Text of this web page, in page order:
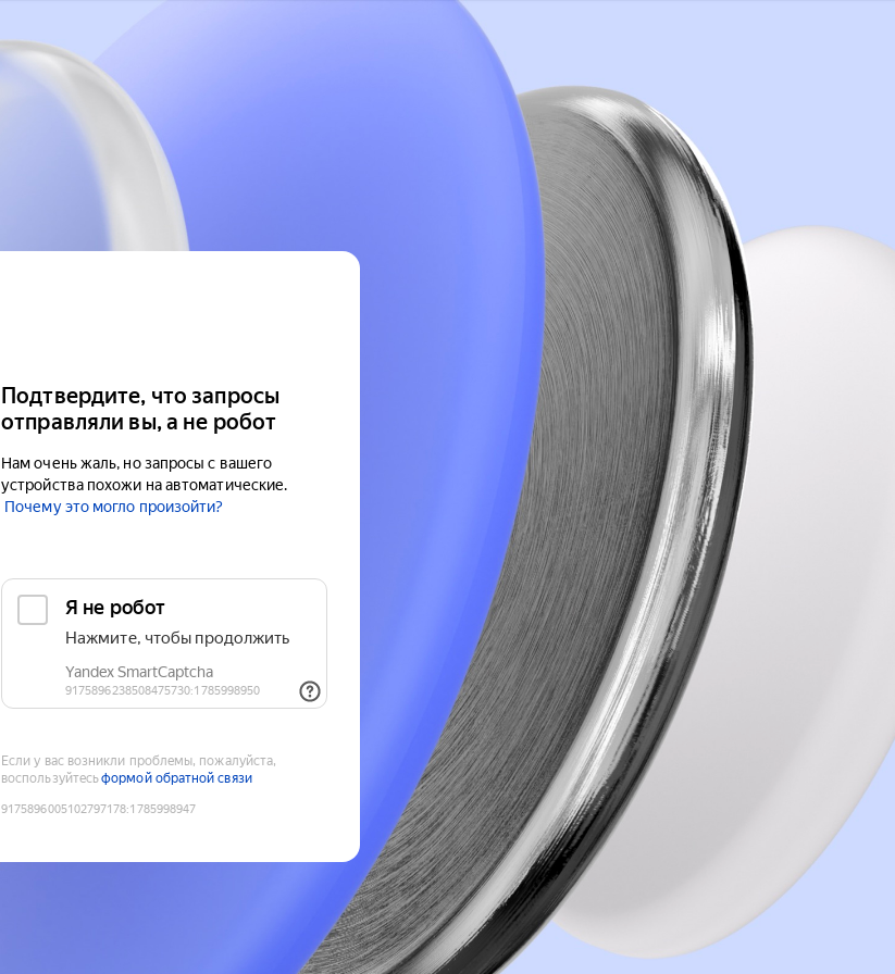
Подтвердите, что запросы
отправляли вы, а не робот
Нам очень жаль, но запросы с вашего
устройства похожи на автоматические.
Почему это могло произойти?
Если у вас возникли проблемы, пожалуйста,
воспользуйтесьформой обратной связи
9175896005102797178:1785998947